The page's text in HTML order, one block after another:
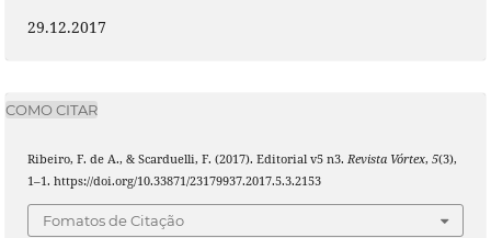
29.12.2017
COMO CITAR
Ribeiro, F. de A., & Scarduelli, F. (2017). Editorial v5 n3. Revista Vórtex, 5(3),
1–1. https://doi.org/10.33871/23179937.2017.5.3.2153
Fomatos de Citação